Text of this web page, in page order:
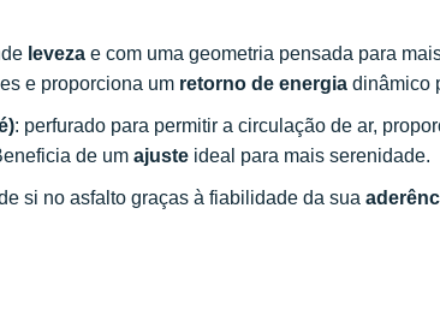
leveza e com uma geometria pensada para
e proporciona um retorno de energia dinâmico
: perfurado para permitir a circulação de ar,
de um ajuste ideal para mais serenidade.
si no asfalto graças à fiabilidade da sua